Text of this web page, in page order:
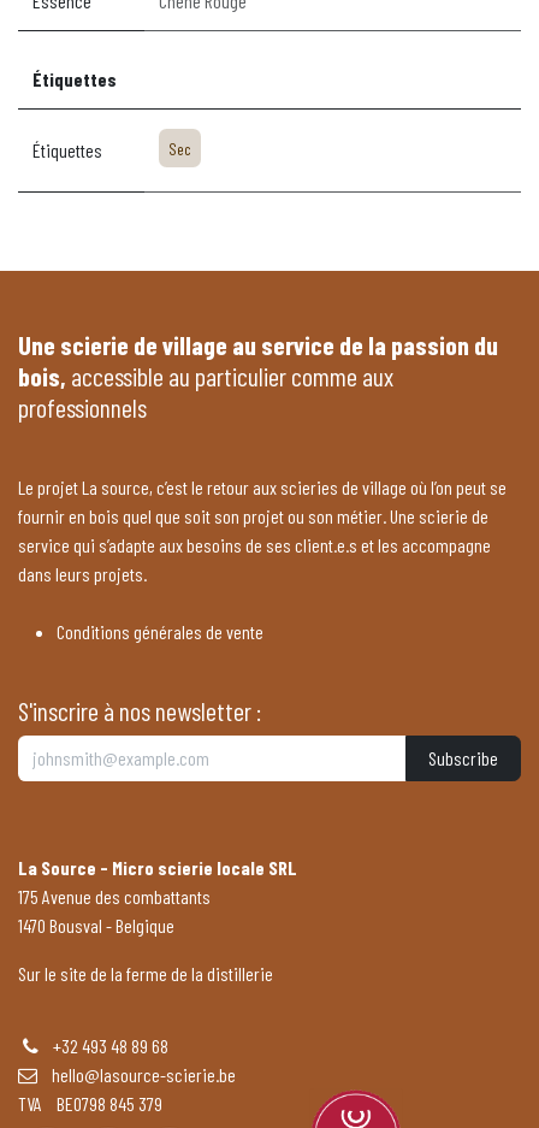
Étiquettes
Étiquettes Sec
Une scierie de village au service de la passion du
bois, accessible au particulier comme aux
professionnels
Le projet La source, c’est le retour aux scieries de village où l’on peut se
fournir en bois quel que soit son projet ou son métier. Une scierie de
service qui s’adapte aux besoins de ses client.e.s et les accompagne
dans leurs projets.
Conditions générales de vente
S'inscrire à nos newsletter :
Subscribe
La Source - Micro scierie locale SRL
175 Avenue des combattants
1470 Bousval - Belgique
Sur le site de la ferme de la distillerie
+32 493 48 89 68
hello@lasource-scierie.be
TVA BE0798 845 379